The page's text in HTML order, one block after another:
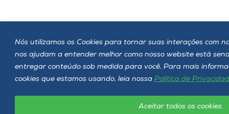
Nós utilizamos os Cookies para tornar suas interações com
nos ajudam a entender melhor como nosso website está
entregar conteúdo sob medida para você. Para mais
cookies que estamos usando, leia nossa Política de
Aceitar todos os cookies